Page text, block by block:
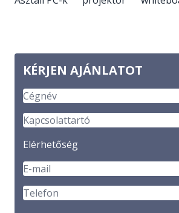
KÉRJEN AJÁNLATOT
Elérhetőség